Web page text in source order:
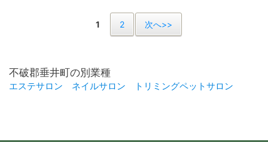
1 2 次へ>>
不破郡垂井町の別業種
エステサロン ネイルサロン トリミングペットサロン